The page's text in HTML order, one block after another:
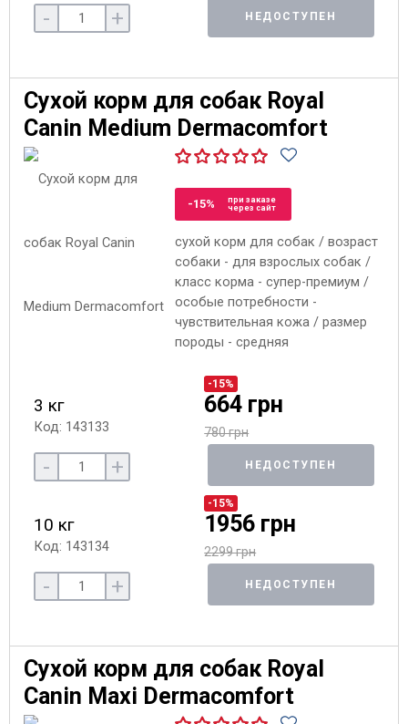
- + НЕДОСТУПЕН
Сухой корм для собак Royal
Canin Medium Dermacomfort
-15%
при заказе
через сайт
сухой корм для собак / возраст
собаки - для взрослых собак /
класс корма - супер-премиум /
особые потребности -
чувствительная кожа / размер
породы - средняя
3 кг
Код: 143133
-15%
664 грн
780 грн
- + НЕДОСТУПЕН
10 кг
Код: 143134
-15%
1956 грн
2299 грн
- + НЕДОСТУПЕН
Сухой корм для собак Royal
Canin Maxi Dermacomfort